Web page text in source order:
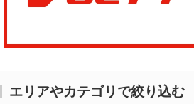
エリアやカテゴリで絞り込む